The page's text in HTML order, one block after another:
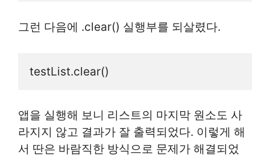
그런 다음에 .clear() 실행부를 되살렸다.
testList.clear()
앱을 실행해 보니 리스트의 마지막 원소도 사
라지지 않고 결과가 잘 출력되었다. 이렇게 해
서 딴은 바람직한 방식으로 문제가 해결되었